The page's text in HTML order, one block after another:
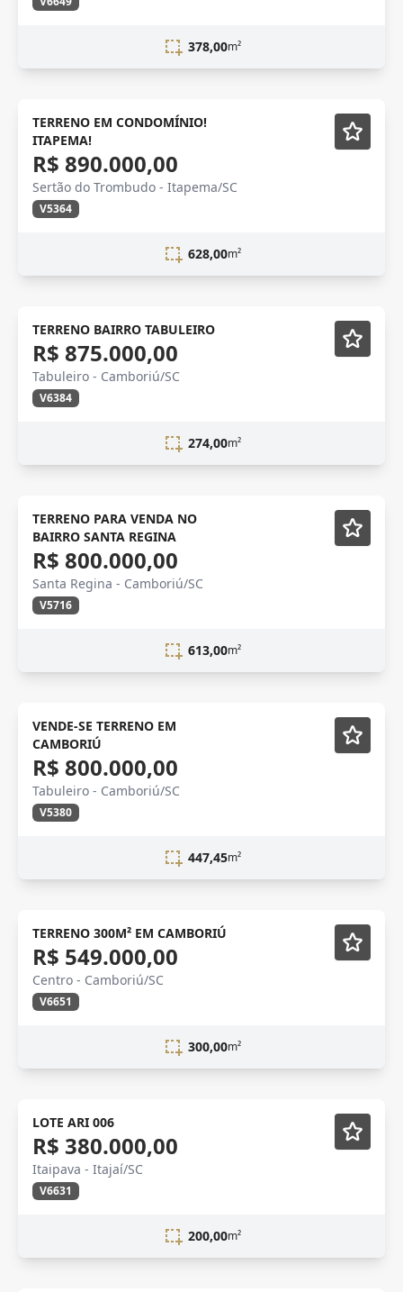
378,00m²
VENDA
Vídeo
Em Construção
TERRENO EM CONDOMÍNIO!
ITAPEMA!
R$ 890.000,00
Sertão do Trombudo - Itapema/SC
V5364
628,00m²
TERRENO BAIRRO TABULEIRO
R$ 875.000,00
Tabuleiro - Camboriú/SC
V6384
274,00m²
VENDA
TERRENO PARA VENDA NO
BAIRRO SANTA REGINA
R$ 800.000,00
Santa Regina - Camboriú/SC
V5716
613,00m²
TERRENO
VENDE-SE TERRENO EM
CAMBORIÚ
R$ 800.000,00
Tabuleiro - Camboriú/SC
V5380
447,45m²
Lançamento
TERRENO 300M² EM CAMBORIÚ
R$ 549.000,00
Centro - Camboriú/SC
V6651
300,00m²
LOTE ARI 006
R$ 380.000,00
Itaipava - Itajaí/SC
V6631
200,00m²